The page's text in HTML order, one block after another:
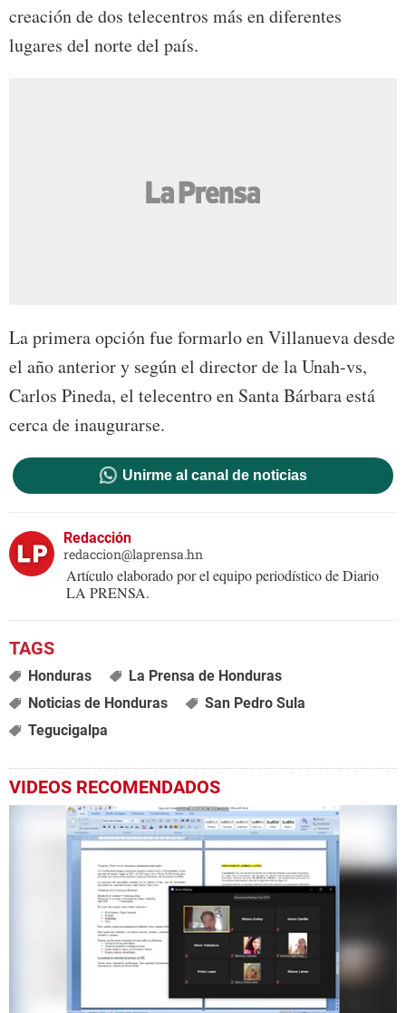
creación de dos telecentros más en diferentes
lugares del norte del país.
La primera opción fue formarlo en Villanueva desde
el año anterior y según el director de la Unah-vs,
Carlos Pineda, el telecentro en Santa Bárbara está
cerca de inaugurarse.
Unirme al canal de noticias
Redacción
redaccion@laprensa.hn
Artículo elaborado por el equipo periodístico de Diario
LA PRENSA.
Honduras
La Prensa de Honduras
Noticias de Honduras
San Pedro Sula
Tegucigalpa
VIDEOS RECOMENDADOS